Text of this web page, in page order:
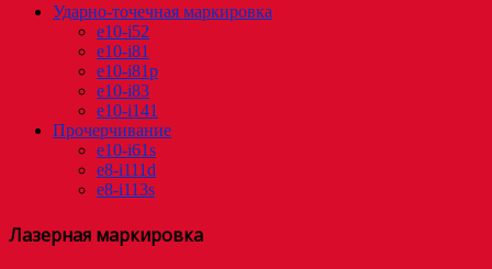
Ударно-точечная маркировка
e10-i52
e10-i81
e10-i81p
e10-i83
e10-i141
Прочерчивание
e10-i61s
e8-i111d
e8-i113s
Лазерная маркировка